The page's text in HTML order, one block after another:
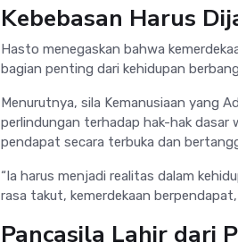
Kebebasan Harus
Hasto menegaskan bahwa
bagian penting dari kehidupan
Menurutnya, sila Kemanusiaan yang
perlindungan terhadap hak-hak dasar
pendapat secara terbuka dan
“Ia harus menjadi realitas dalam
rasa takut, kemerdekaan
Pancasila Lahir dari